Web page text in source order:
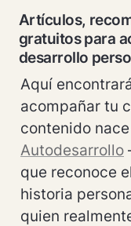
Artículos,
gratuitos para
desarrollo
Aquí
acompañar tu
contenido
Autodesarrollo
que reconoce
historia
quien